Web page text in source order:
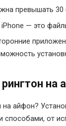
превышать 30
— это
на
на айфон?
способами, от